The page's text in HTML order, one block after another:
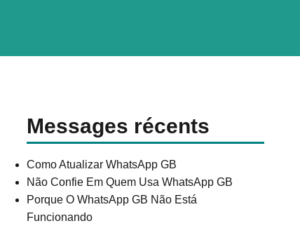
Messages récents
Como Atualizar WhatsApp GB
Não Confie Em Quem Usa WhatsApp GB
Porque O WhatsApp GB Não Está
Funcionando